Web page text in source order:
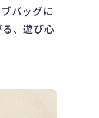
バッグに
、遊び心